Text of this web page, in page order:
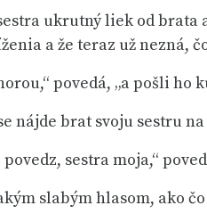
ukrutný liek od
a že teraz už nezná,
povedá, „a pošli
nájde brat svoju sestru
povedz, sestra moja,“
slabým hlasom, ako